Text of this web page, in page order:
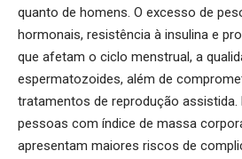
quanto de homens. O excesso de
hormonais, resistência à insulina e
que afetam o ciclo menstrual, a
espermatozoides, além de
tratamentos de reprodução assistida.
pessoas com índice de massa
apresentam maiores riscos de